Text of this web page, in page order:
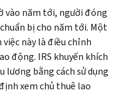
vào năm tới, người đóng
bị cho năm tới. Một
này là điều chỉnh
động. IRS khuyến khích
lương bằng cách sử dụng
xem chủ thuê lao